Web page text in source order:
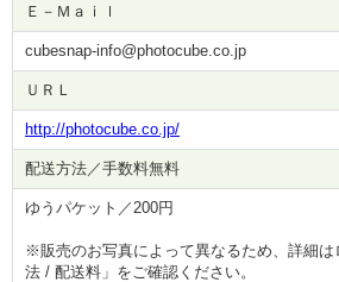
Ｅ－Ｍａｉｌ
cubesnap-info@photocube.co.jp
ＵＲＬ
http://photocube.co.jp/
配送方法／手数料無料
ゆうパケット／200円
※販売のお写真によって異なるため、詳細
法 / 配送料」をご確認ください。